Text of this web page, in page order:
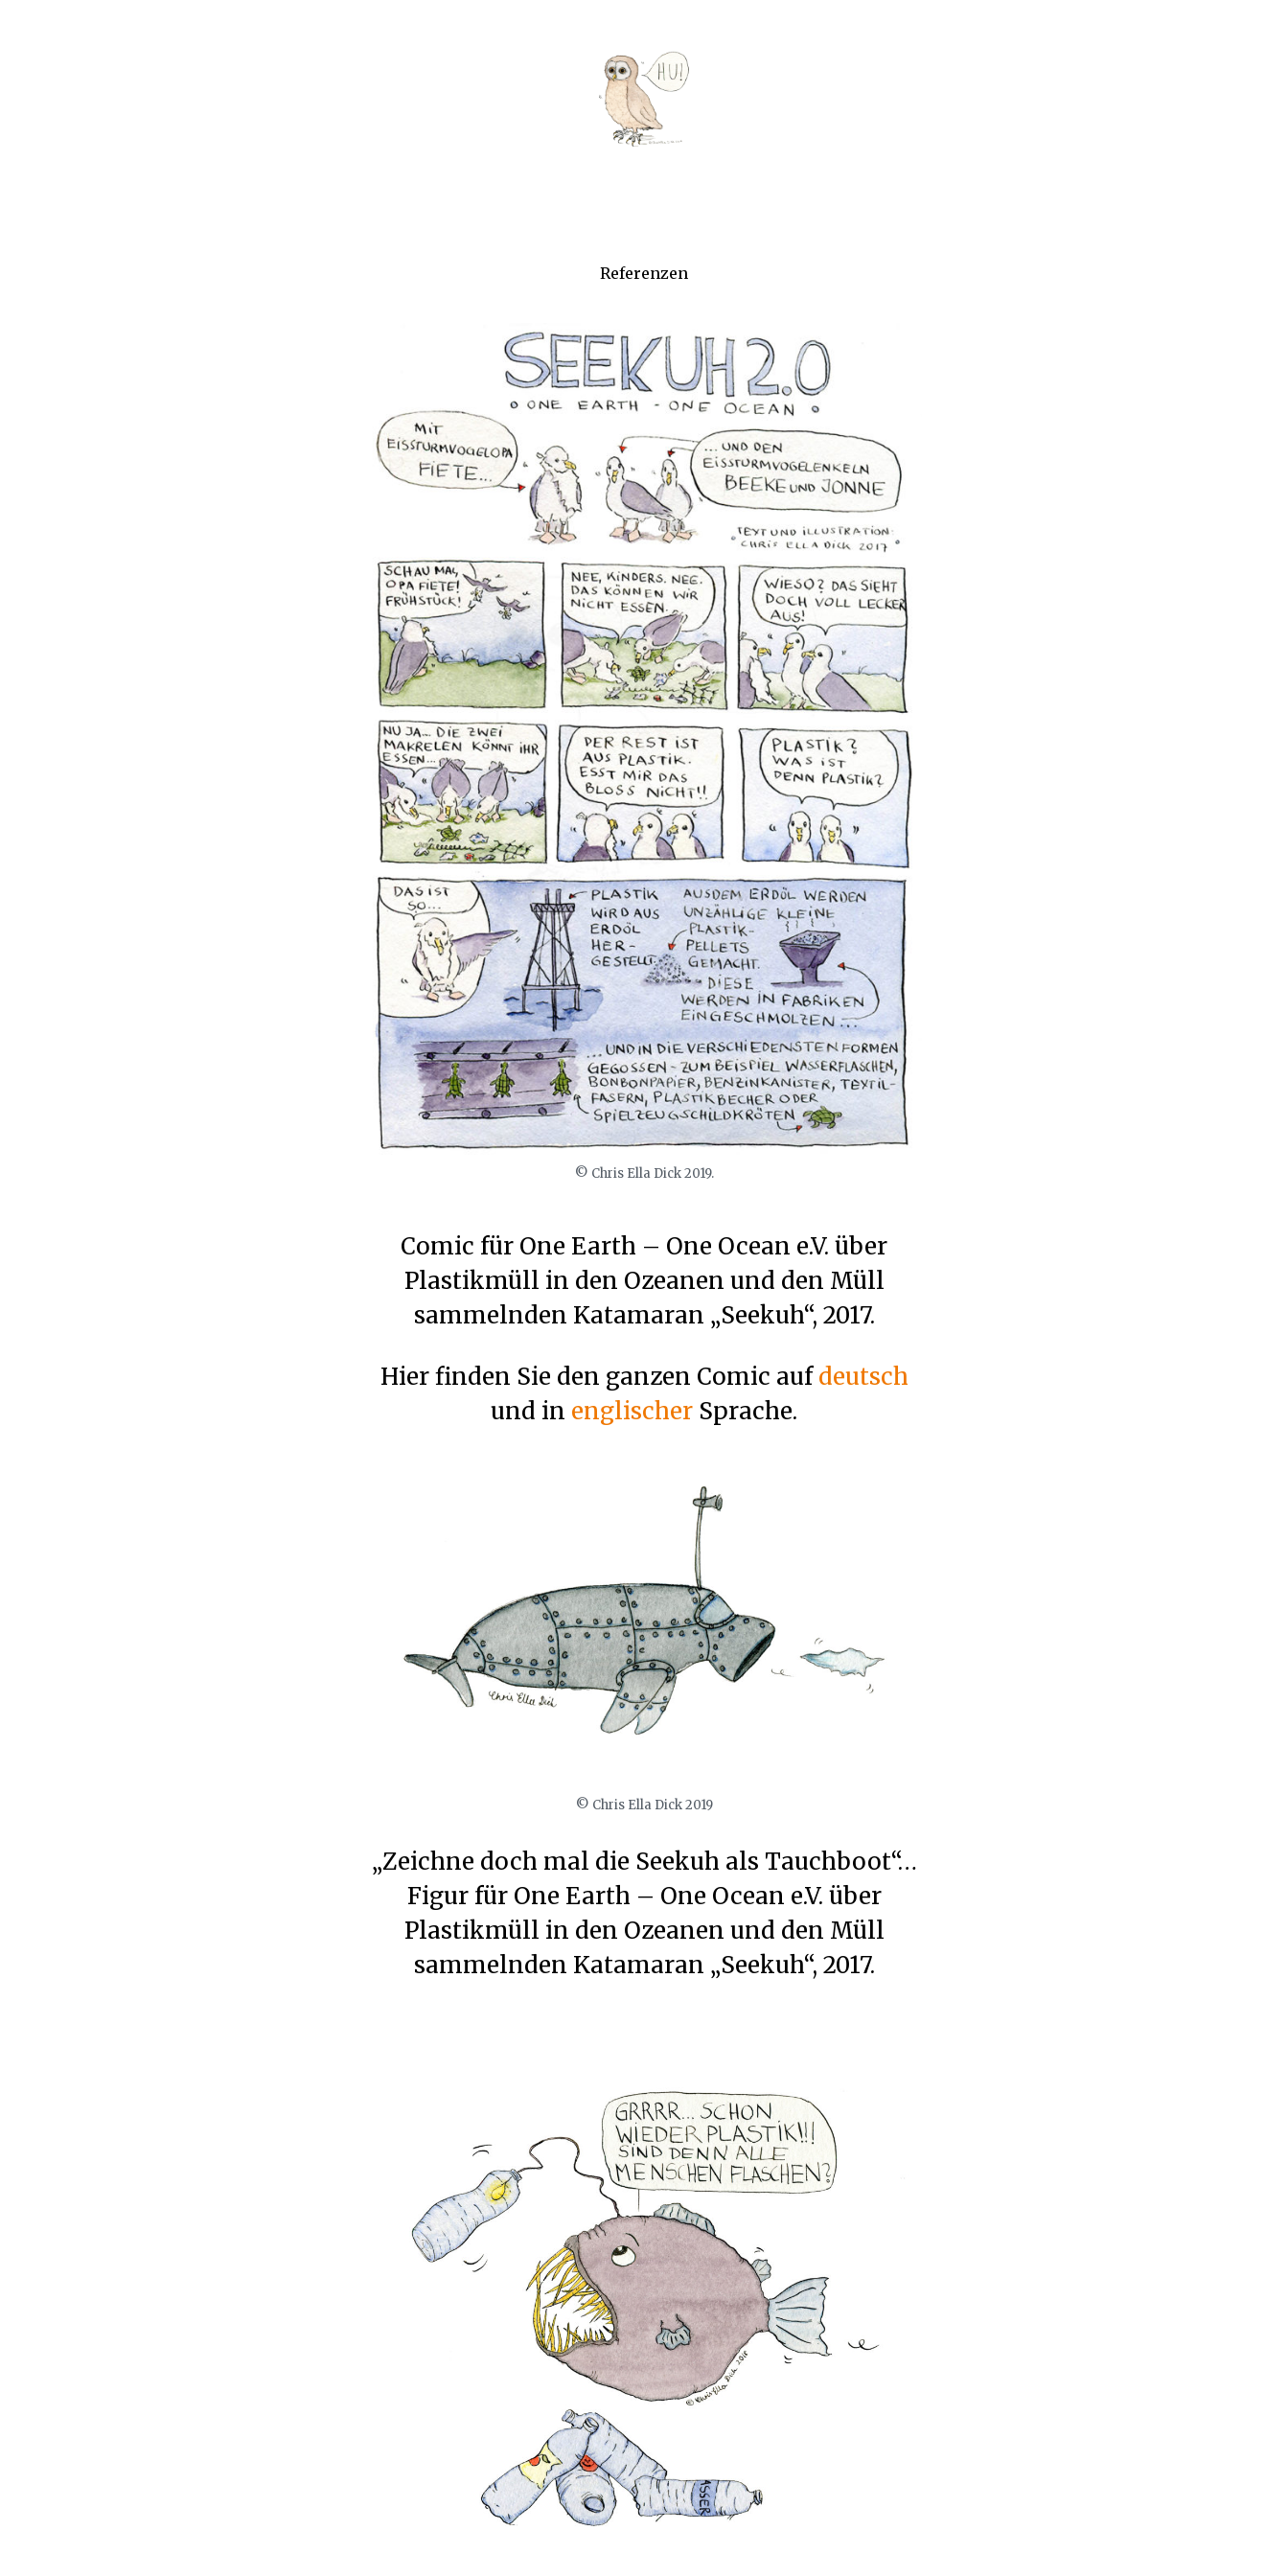
Referenzen
© Chris Ella Dick 2019.
Comic für One Earth – One Ocean e.V. über
Plastikmüll in den Ozeanen und den Müll
sammelnden Katamaran „Seekuh“, 2017.
Hier finden Sie den ganzen Comic aufdeutsch
und in englischer Sprache.
© Chris Ella Dick 2019
„Zeichne doch mal die Seekuh als Tauchboot“…
Figur für One Earth – One Ocean e.V. über
Plastikmüll in den Ozeanen und den Müll
sammelnden Katamaran „Seekuh“, 2017.